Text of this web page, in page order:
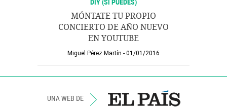
MÓNTATE TU PROPIO
CONCIERTO DE AÑO NUEVO
EN YOUTUBE
Miguel Pérez Martín 01/01/2016
UNA WEB DE